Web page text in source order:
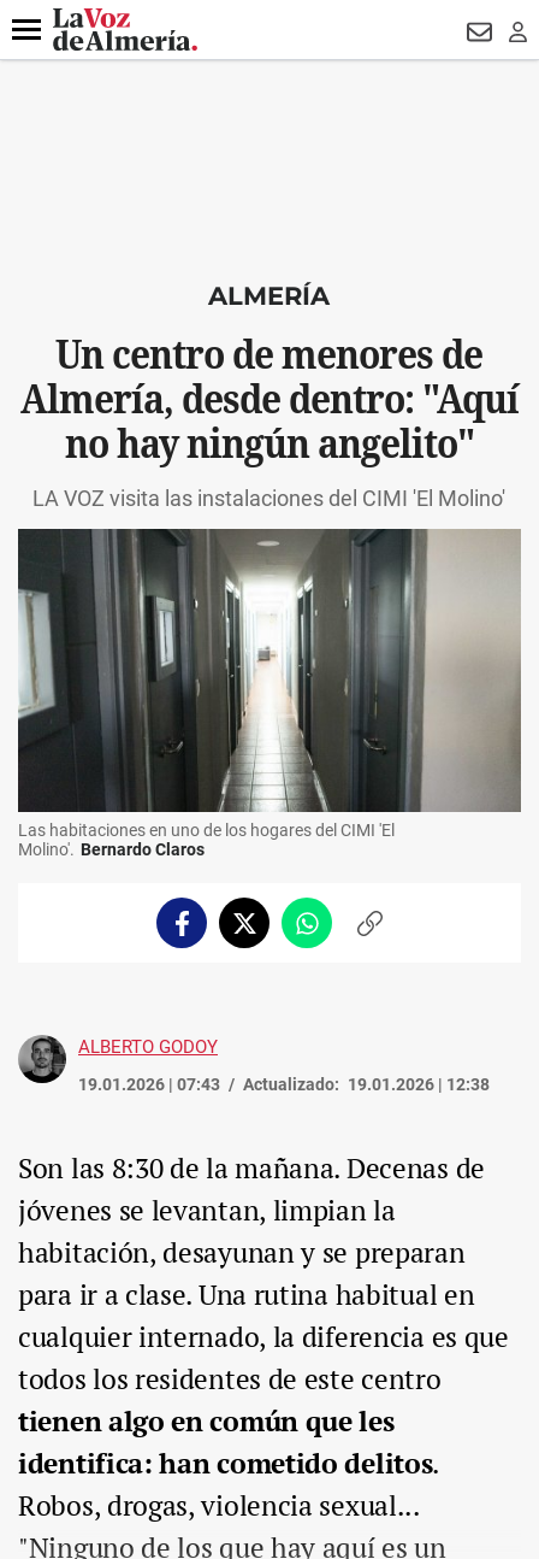
DESTACADO
Menú
ALMERÍA
Un centro de menores de
Almería, desde dentro: "Aquí
no hay ningún angelito"
LA VOZ visita las instalaciones del CIMI 'El Molino'
Las habitaciones en uno de los hogares del CIMI 'El
Molino'. Bernardo Claros
FacebookTwitterWhatsappCopiar
ALBERTO GODOY
19.01.2026 | 07:43 Actualizado: 19.01.2026 | 12:38
Son las 8:30 de la mañana. Decenas de
jóvenes se levantan, limpian la
habitación, desayunan y se preparan
para ir a clase. Una rutina habitual en
cualquier internado, la diferencia es que
todos los residentes de este centro
tienen algo en común que les
identifica: han cometido delitos.
Robos, drogas, violencia sexual...
"Ninguno de los que hay aquí es un